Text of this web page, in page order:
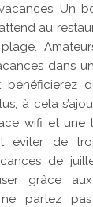
Un
au
dans
à cela
wifi et une
éviter de
de
grâce
ne partez